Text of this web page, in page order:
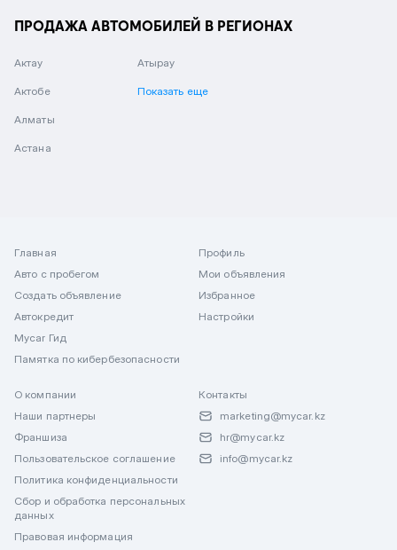
ПРОДАЖА АВТОМОБИЛЕЙ В РЕГИОНАХ
Актау
Актобе
Алматы
Астана
Атырау
Показать еще
Главная
Авто с пробегом
Создать объявление
Автокредит
Mycar Гид
Памятка по кибербезопасности
Профиль
Мои объявления
Избранное
Настройки
О компании
Наши партнеры
Франшиза
Пользовательское соглашение
Политика конфиденциальности
Сбор и обработка персональных
данных
Правовая информация
Контакты
marketing@mycar.kz
hr@mycar.kz
info@mycar.kz